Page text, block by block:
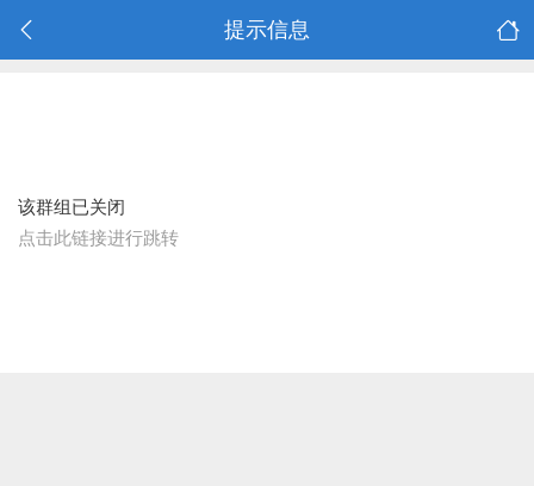
提示信息
该群组已关闭
点击此链接进行跳转